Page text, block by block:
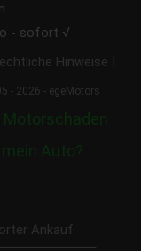
- sofort √
Hinweise
- 2026 - egeMotors
Motorschaden
Auto?
Ankauf